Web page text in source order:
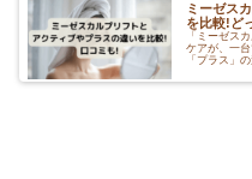
ミーゼス
を比較!ど
「ミーゼス
ケアが、一
「プラス」
や、気にな